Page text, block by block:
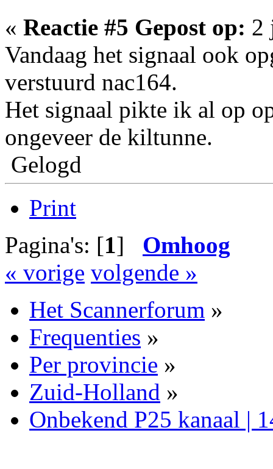
« Reactie #5 Gepost op: 2
Vandaag het signaal ook
verstuurd nac164.
Het signaal pikte ik al op
ongeveer de kiltunne.
Gelogd
Print
Pagina's: [1] Omhoog
« vorige volgende »
Het Scannerforum »
Frequenties »
Per provincie »
Zuid-Holland »
Onbekend P25 kanaal |